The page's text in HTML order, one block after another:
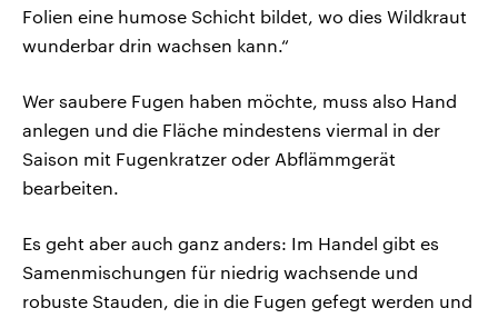
Folien eine humose Schicht bildet, wo dies Wildkraut
wunderbar drin wachsen kann.“
Wer saubere Fugen haben möchte, muss also Hand
anlegen und die Fläche mindestens viermal in der
Saison mit Fugenkratzer oder Abflämmgerät
bearbeiten.
Es geht aber auch ganz anders: Im Handel gibt es
Samenmischungen für niedrig wachsende und
robuste Stauden, die in die Fugen gefegt werden und